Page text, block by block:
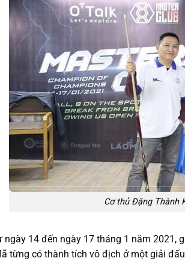
Cơ thủ Đặng Thành
14 đến ngày 17 tháng 1 năm 2021,
từng có thành tích vô địch ở một giải